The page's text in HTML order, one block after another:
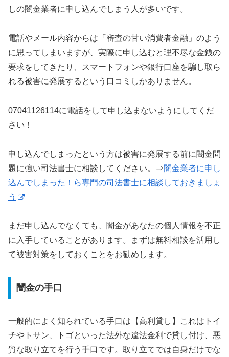
しの闇金業者に申し込んでしまう人が多いです。
電話やメール内容からは「審査の甘い消費者金融」のよう
に思ってしまいますが、実際に申し込むと理不尽な金銭の
要求をしてきたり、スマートフォンや銀行口座を騙し取ら
れる被害に発展するという口コミしかありません。
07041126114に電話をして申し込まないようにしてくだ
さい！
申し込んでしまったという方は被害に発展する前に闇金問
題に強い司法書士に相談してください。⇒闇金業者に申し
込んでしまった！ら専門の司法書士に相談しておきましょ
う
まだ申し込んでなくても、闇金があなたの個人情報を不正
に入手していることがあります。まずは無料相談を活用し
て被害対策をしておくことをお勧めします。
闇金の手口
一般的によく知られている手口は【高利貸し】これはトイ
チやトサン、トゴといった法外な違法金利で貸し付け、悪
質な取り立てを行う手口です。取り立てでは自身だけでな